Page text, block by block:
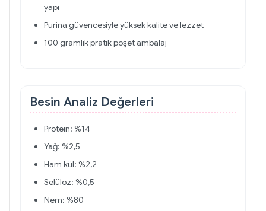
yapı
Purina güvencesiyle yüksek kalite ve lezzet
100 gramlık pratik poşet ambalaj
Besin Analiz Değerleri
Protein: %14
Yağ: %2,5
Ham kül: %2,2
Selüloz: %0,5
Nem: %80